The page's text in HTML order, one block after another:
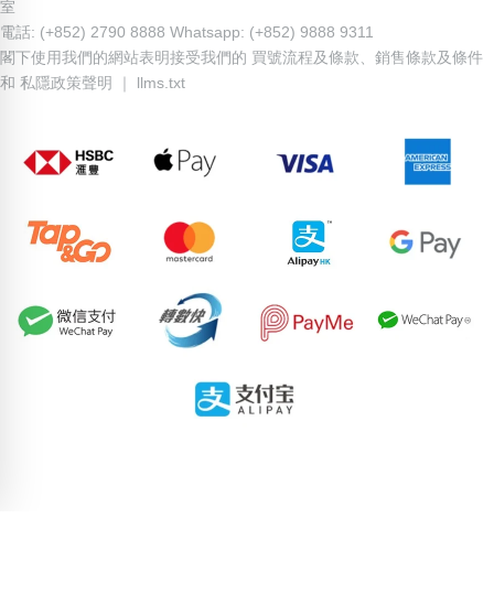
室
電話: (+852) 2790 8888 Whatsapp: (+852) 9888 9311
閣下使用我們的網站表明接受我們的 買號流程及條款
銷售條款及條件
和 私隱政策聲明 llms.txt